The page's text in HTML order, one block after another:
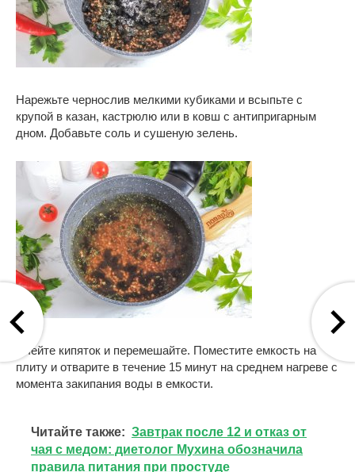
Нарежьте чернослив мелкими кубиками и всыпьте с
крупой в казан, кастрюлю или в ковш с антипригарным
дном. Добавьте соль и сушеную зелень.
Влейте кипяток и перемешайте. Поместите емкость на
плиту и отварите в течение 15 минут на среднем нагреве с
момента закипания воды в емкости.
Читайте также: Завтрак после 12 и отказ от
чая с медом: диетолог Мухина обозначила
правила питания при простуде